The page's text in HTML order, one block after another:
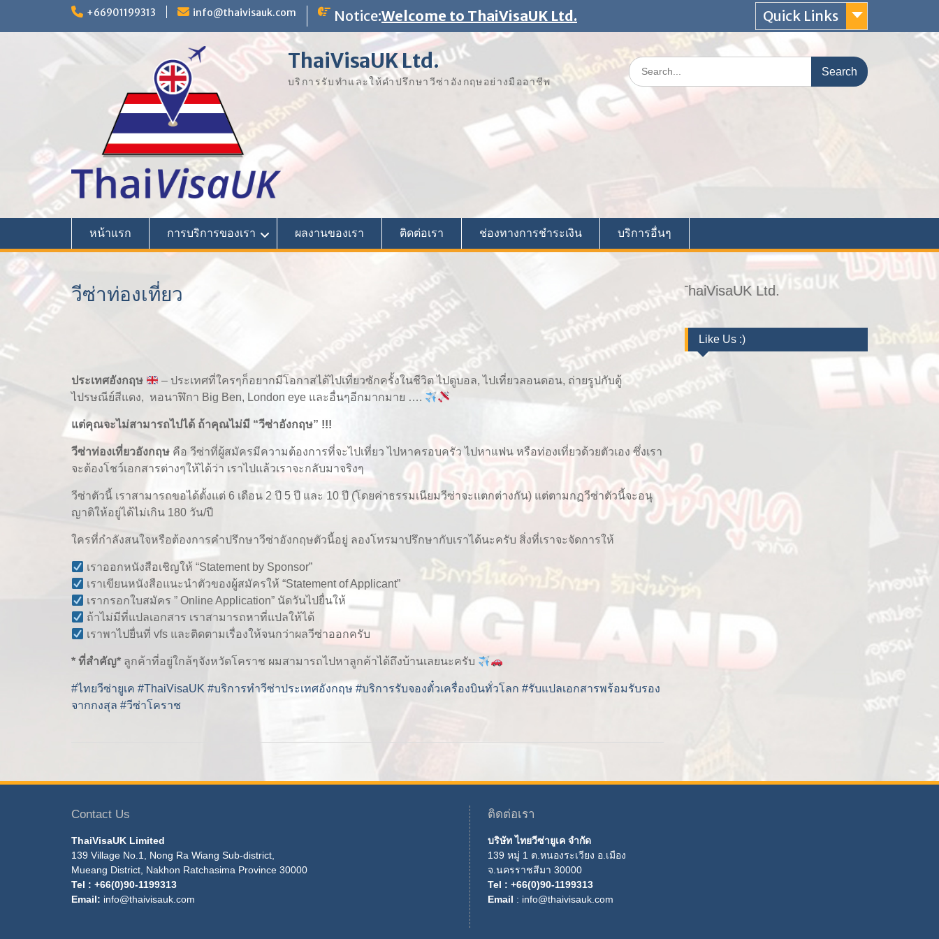
to
+66901199313 info@thaivisauk.com Notice:Welcome to ThaiVisaUK Ltd. Quick Links
ThaiVisaUK Ltd.
บริการรับทำและให้คำปรึกษาวีซ่าอังกฤษอย่างมืออาชีพ
Search
for:
หน้าแรก การบริการของเรา ผลงานของเรา ติดต่อเรา ช่องทางการชำระเงิน บริการอื่นๆ
วีซ่าท่องเที่ยว
ประเทศอังกฤษ
– ประเทศที่ใครๆก็อยากมีโอกาสได้ไปเที่ยวซักครั้งในชีวิต ไปดูบอล, ไปเที่ยวลอนดอน, ถ่ายรูปกับตู้
ไปรษณีย์สีแดง, หอนาฬิกา Big Ben, London eye และอื่นๆอีกมากมาย ….
แต่คุณจะไม่สามารถไปได้ ถ้าคุณไม่มี “วีซ่าอังกฤษ” !!!
วีซ่าท่องเที่ยวอังกฤษ คือ วีซ่าที่ผู้สมัครมีความต้องการที่จะไปเที่ยว ไปหาครอบครัว ไปหาแฟน หรือท่องเที่ยวด้วยตัวเอง ซึ่งเรา
จะต้องโชว์เอกสารต่างๆให้ได้ว่า เราไปแล้วเราจะกลับมาจริงๆ
วีซ่าตัวนี้ เราสามารถขอได้ตั้งแต่ 6 เดือน 2 ปี 5 ปี และ 10 ปี (โดยค่าธรรมเนียมวีซ่าจะแตกต่างกัน) แต่ตามกฏวีซ่าตัวนี้จะอนุ
ญาติให้อยู่ได้ไม่เกิน 180 วัน/ปี
ใครที่กำลังสนใจหรือต้องการคำปรึกษาวีซ่าอังกฤษตัวนี้อยู่ ลองโทรมาปรึกษากับเราได้นะครับ สิ่งที่เราจะจัดการให้
เราออกหนังสือเชิญให้ “Statement by Sponsor”
เราเขียนหนังสือแนะนำตัวของผู้สมัครให้ “Statement of Applicant”
เรากรอกใบสมัคร ” Online Application” นัดวันไปยื่นให้
ถ้าไม่มีที่แปลเอกสาร เราสามารถหาที่แปลให้ได้
เราพาไปยื่นที่ vfs และติดตามเรื่องให้จนกว่าผลวีซ่าออกครับ
* ที่สำคัญ* ลูกค้าที่อยู่ใกล้ๆจังหวัดโคราช ผมสามารถไปหาลูกค้าได้ถึงบ้านเลยนะครับ
#ไทยวีซ่ายูเค #ThaiVisaUK #บริการทำวีซ่าประเทศอังกฤษ #บริการรับจองตั๋วเครื่องบินทั่วโลก #รับแปลเอกสารพร้อมรับรอง
จากกงสุล #วีซ่าโคราช
Welcome to ThaiVisaUK Ltd.
Like Us :)
Contact Us
ThaiVisaUK Limited
139 Village No.1, Nong Ra Wiang Sub-district,
Mueang District, Nakhon Ratchasima Province 30000
Tel : +66(0)90-1199313
Email: info@thaivisauk.com
ติดต่อเรา
บริษัท ไทยวีซ่ายูเค จำกัด
139 หมู่ 1 ต.หนองระเวียง อ.เมือง
จ.นครราชสีมา 30000
Tel : +66(0)90-1199313
Email : info@thaivisauk.com